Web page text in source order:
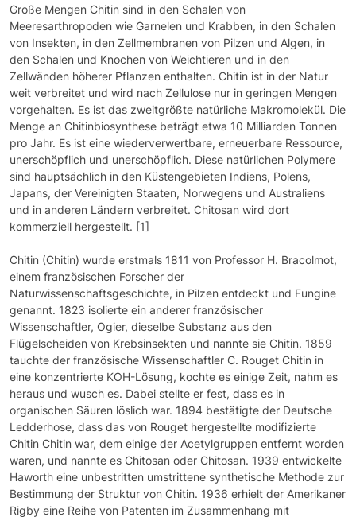
Große Mengen Chitin sind in den Schalen von
Meeresarthropoden wie Garnelen und Krabben, in den Schalen
von Insekten, in den Zellmembranen von Pilzen und Algen, in
den Schalen und Knochen von Weichtieren und in den
Zellwänden höherer Pflanzen enthalten. Chitin ist in der Natur
weit verbreitet und wird nach Zellulose nur in geringen Mengen
vorgehalten. Es ist das zweitgrößte natürliche Makromolekül. Die
Menge an Chitinbiosynthese beträgt etwa 10 Milliarden Tonnen
pro Jahr. Es ist eine wiederverwertbare, erneuerbare Ressource,
unerschöpflich und unerschöpflich. Diese natürlichen Polymere
sind hauptsächlich in den Küstengebieten Indiens, Polens,
Japans, der Vereinigten Staaten, Norwegens und Australiens
und in anderen Ländern verbreitet. Chitosan wird dort
kommerziell hergestellt. [1]
Chitin (Chitin) wurde erstmals 1811 von Professor H. Bracolmot,
einem französischen Forscher der
Naturwissenschaftsgeschichte, in Pilzen entdeckt und Fungine
genannt. 1823 isolierte ein anderer französischer
Wissenschaftler, Ogier, dieselbe Substanz aus den
Flügelscheiden von Krebsinsekten und nannte sie Chitin. 1859
tauchte der französische Wissenschaftler C. Rouget Chitin in
eine konzentrierte KOH-Lösung, kochte es einige Zeit, nahm es
heraus und wusch es. Dabei stellte er fest, dass es in
organischen Säuren löslich war. 1894 bestätigte der Deutsche
Ledderhose, dass das von Rouget hergestellte modifizierte
Chitin Chitin war, dem einige der Acetylgruppen entfernt worden
waren, und nannte es Chitosan oder Chitosan. 1939 entwickelte
Haworth eine unbestritten umstrittene synthetische Methode zur
Bestimmung der Struktur von Chitin. 1936 erhielt der Amerikaner
Rigby eine Reihe von Patenten im Zusammenhang mit